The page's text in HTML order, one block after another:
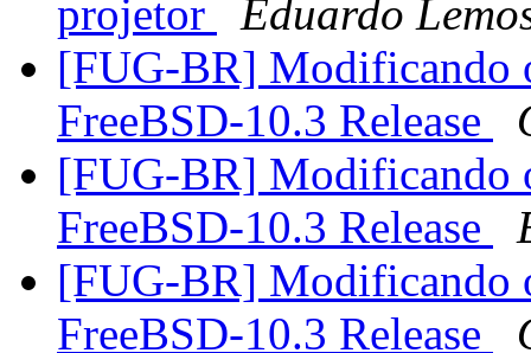
projetor
Eduardo
[FUG-BR] Modificando
FreeBSD-10.3 Release
[FUG-BR] Modificando
FreeBSD-10.3 Release
[FUG-BR] Modificando
FreeBSD-10.3 Release